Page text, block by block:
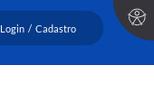
Login / Cadastro